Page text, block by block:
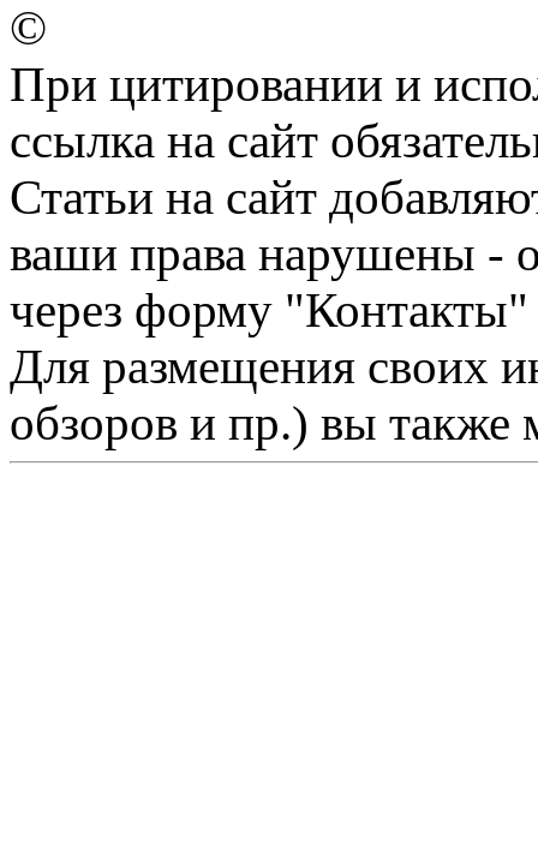
©
При цитировании и
ссылка на сайт
Статьи на сайт
ваши права нарушены -
через форму "Контакты"
Для размещения своих
обзоров и пр.) вы также